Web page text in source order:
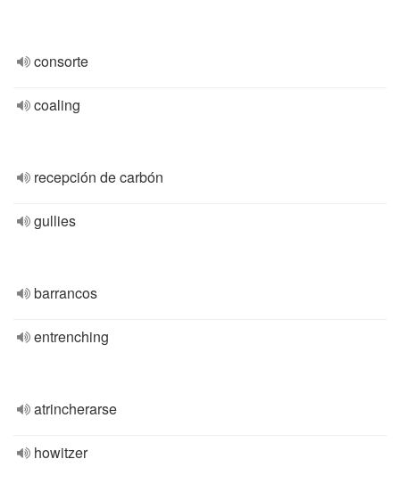
consorte
coaling
recepción de carbón
gullies
barrancos
entrenching
atrincherarse
howitzer